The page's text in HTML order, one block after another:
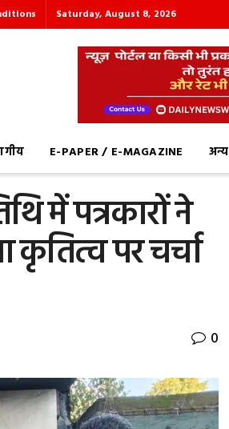
Saturday, August 8, 2026
E-PAPER / E-MAGAZINE अन्य
में पत्रकारों ने
कृतित्व पर चर्चा
0